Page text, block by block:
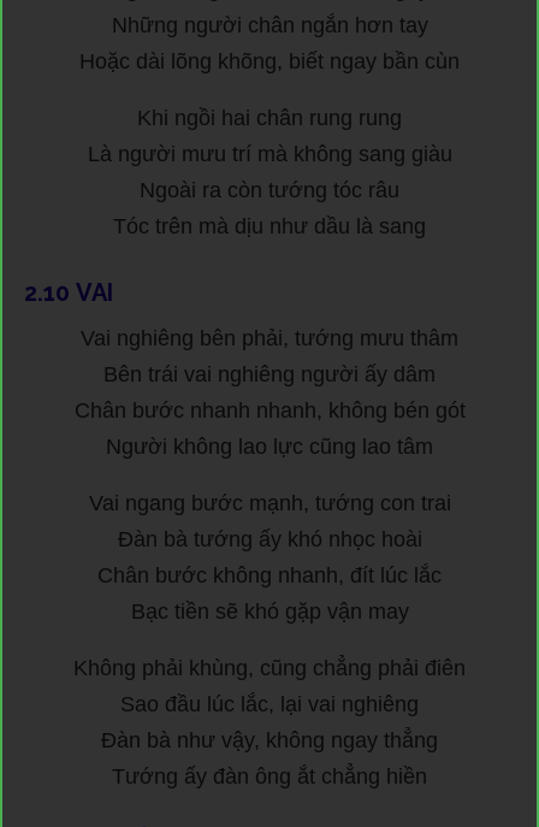
Những người chân ngắn hơn tay
Hoặc dài lõng khõng, biết ngay bần cùn
Khi ngồi hai chân rung rung
Là người mưu trí mà không sang giàu
Ngoài ra còn tướng tóc râu
Tóc trên mà dịu như dầu là sang
2.10 VAI
Vai nghiêng bên phải, tướng mưu thâm
Bên trái vai nghiêng người ấy dâm
Chân bước nhanh nhanh, không bén gót
Người không lao lực cũng lao tâm
Vai ngang bước mạnh, tướng con trai
Đàn bà tướng ấy khó nhọc hoài
Chân bước không nhanh, đít lúc lắc
Bạc tiền sẽ khó gặp vận may
Không phải khùng, cũng chẳng phải điên
Sao đầu lúc lắc, lại vai nghiêng
Đàn bà như vậy, không ngay thẳng
Tướng ấy đàn ông ắt chẳng hiền